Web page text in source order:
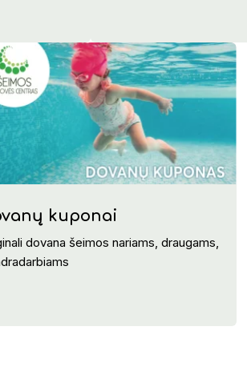
kuponai
dovana šeimos nariams, draugams,